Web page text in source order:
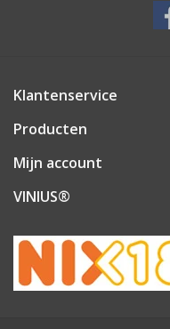
Klantenservice
Producten
Mijn account
VINIUS®